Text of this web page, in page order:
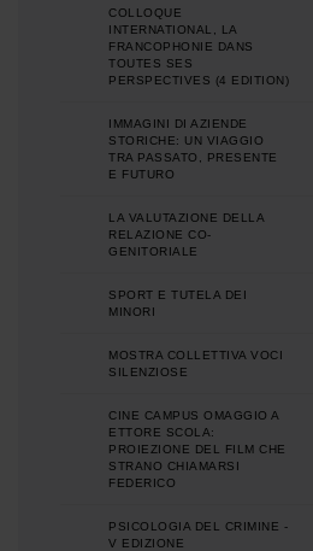
COLLOQUE
INTERNATIONAL, LA
FRANCOPHONIE DANS
TOUTES SES
PERSPECTIVES (4 EDITION)
IMMAGINI DI AZIENDE
STORICHE: UN VIAGGIO
TRA PASSATO, PRESENTE
E FUTURO
LA VALUTAZIONE DELLA
RELAZIONE CO-
GENITORIALE
SPORT E TUTELA DEI
MINORI
MOSTRA COLLETTIVA VOCI
SILENZIOSE
CINE CAMPUS OMAGGIO A
ETTORE SCOLA:
PROIEZIONE DEL FILM CHE
STRANO CHIAMARSI
FEDERICO
PSICOLOGIA DEL CRIMINE -
V EDIZIONE